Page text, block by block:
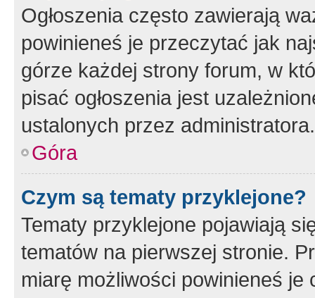
Ogłoszenia często zawierają
powinieneś je przeczytać jak
górze każdej strony forum, w
pisać ogłoszenia jest
ustalonych przez administratora.
Góra
Czym są tematy przyklejone?
Tematy przyklejone pojawiają
tematów na pierwszej stronie.
miarę możliwości powinieneś je